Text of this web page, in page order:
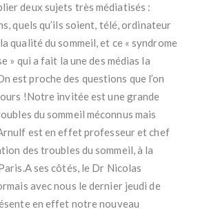
deux sujets très médiatisés :
quels qu’ils soient, télé, ordinateur
qualité du sommeil, et ce « syndrome
» qui a fait la une des médias la
est proche des questions que l’on
!Notre invitée est une grande
du sommeil méconnus mais
est en effet professeur et chef
des troubles du sommeil, à la
ses côtés, le Dr Nicolas
avec nous le dernier jeudi de
en effet notre nouveau